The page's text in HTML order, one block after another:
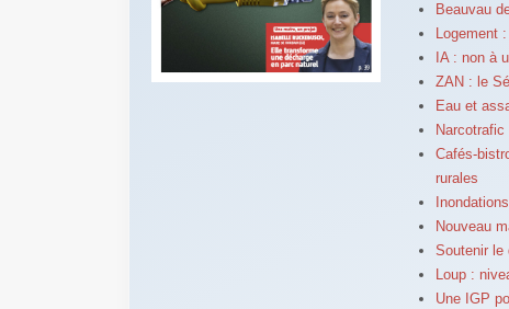
Beauvau
Logement
IA : non à
ZAN : le
Eau et
Cafés-
rurales
Nouveau
Soutenir le
Loup :
Une IGP